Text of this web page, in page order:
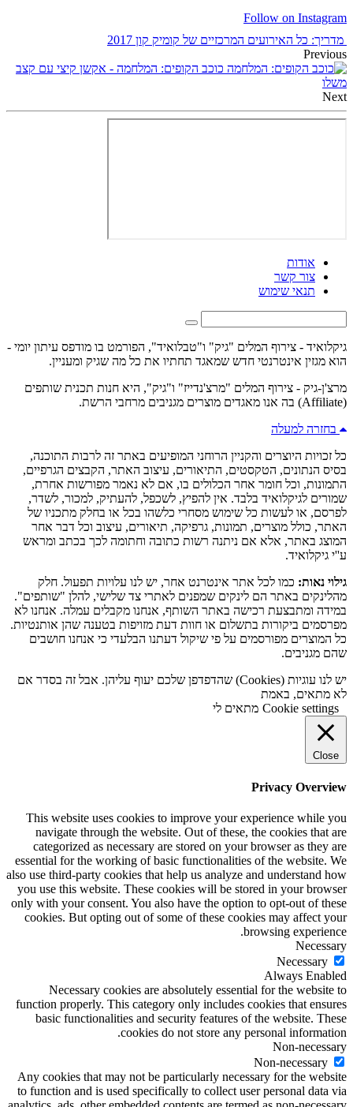
Follow on Instagram
מדריך: כל האירועים המרכזיים של קומיק קון 2017
Previous
כוכב הקופים: המלחמה - אקשן קיצי עם קצב
משלו
Next
אודות
צור קשר
תנאי שימוש
גיקלואיד - צירוף המלים "גיק" ו"טבלואיד", הפורמט בו מודפס עיתון יומי -
הוא מגזין אינטרנטי חדש שמאגד תחתיו את כל מה שגיק ומעניין.
מרצ'ן-גיק - צירוף המלים "מרצ'נדייז" ו"גיק", היא חנות תכנית שותפים
(Affiliate) בה אנו מאגדים מוצרים מגניבים מרחבי הרשת.
בחזרה למעלה
כל זכויות היוצרים והקניין הרוחני המופיעים באתר זה לרבות התוכנה,
בסיס הנתונים, הטקסטים, התיאורים, עיצוב האתר, הקבצים הגרפיים,
התמונות, וכל חומר אחר הכלולים בו, אם לא נאמר מפורשות אחרת,
שמורים לגיקלואיד בלבד. אין להפיץ, לשכפל, להעתיק, למכור, לשדר,
לפרסם, או לעשות כל שימוש מסחרי כלשהו בכל או בחלק מתכניו של
האתר, כולל מוצרים, תמונות, גרפיקה, תיאורים, עיצוב וכל דבר אחר
המוצג באתר, אלא אם ניתנה רשות כתובה וחתומה לכך בכתב ומראש
ע''י גיקלואיד.
גילוי נאות: כמו לכל אתר אינטרנט אחר, יש לנו עלויות תפעול. חלק
מהלינקים באתר הם לינקים שמפנים לאתרי צד שלישי, להלן "שותפים".
במידה ומתבצעת רכישה באתר השותף, אנחנו מקבלים עמלה. אנחנו לא
מפרסמים ביקורות בתשלום או חוות דעת מזויפות בטענה שהן אותנטיות.
כל המוצרים מפורסמים על פי שיקול דעתנו הבלעדי כי אנחנו חושבים
שהם מגניבים.
יש לנו עוגיות (Cookies) שהדפדפן שלכם יעוף עליהן. אבל זה בסדר אם
לא מתאים, באמת
Cookie settings מתאים לי
Close
Privacy Overview
This website uses cookies to improve your experience while you
navigate through the website. Out of these, the cookies that are
categorized as necessary are stored on your browser as they are
essential for the working of basic functionalities of the website. We
also use third-party cookies that help us analyze and understand how
you use this website. These cookies will be stored in your browser
only with your consent. You also have the option to opt-out of these
cookies. But opting out of some of these cookies may affect your
browsing experience.
Necessary
Necessary
Always Enabled
Necessary cookies are absolutely essential for the website to
function properly. This category only includes cookies that ensures
basic functionalities and security features of the website. These
cookies do not store any personal information.
Non-necessary
Non-necessary
Any cookies that may not be particularly necessary for the website
to function and is used specifically to collect user personal data via